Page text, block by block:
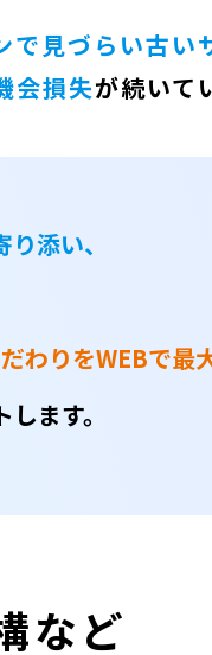
で見づらい古い
会損失が続いて
添い、
わりをWEBで最
ます。
など